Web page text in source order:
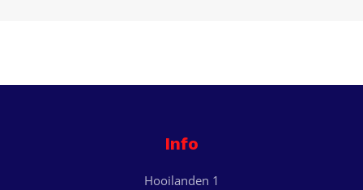
Info
Hooilanden 1